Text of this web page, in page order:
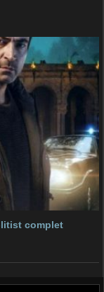
complet